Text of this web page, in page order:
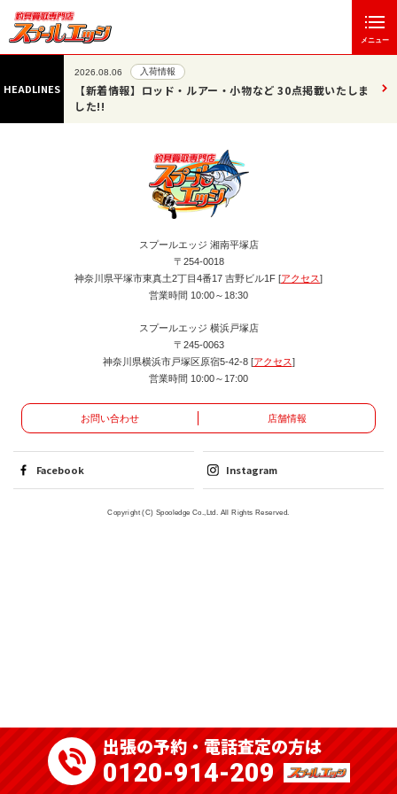
メニュー
HEADLINES
しま
2026.08.06 入荷情報
【新着情報】ロッド・ルアー・小物など 30点掲載いたしま
した!!
スプールエッジ 湘南平塚店
〒254-0018
神奈川県平塚市東真土2丁目4番17 吉野ビル1F [アクセス]
営業時間 10:00～18:30
スプールエッジ 横浜戸塚店
〒245-0063
神奈川県横浜市戸塚区原宿5-42-8 [アクセス]
営業時間 10:00～17:00
お問い合わせ 店舗情報
Facebook Instagram
Copyright (C) Spooledge Co.,Ltd. All Rights Reserved.
出張の予約・電話査定の方は
0120-914-209